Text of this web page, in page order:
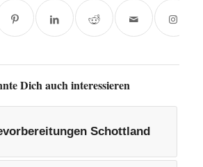
Dich auch interessieren
Schottland